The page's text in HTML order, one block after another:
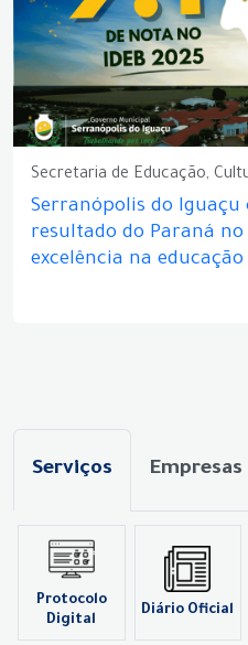
Secretaria de Educação,
Serranópolis do
resultado do Paraná no
excelência na
Serviços Empresas
Protocolo
Digital
Diário Oficial